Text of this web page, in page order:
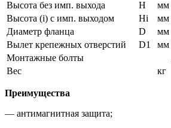
Высота без имп. выхода
H мм
Высота (i) с имп. выходом
Hi мм
Диаметр фланца
D мм
Вылет крепежных отверстий
D1 мм
Монтажные болты
Вес
кг
Преимущества
— антимагнитная защита;